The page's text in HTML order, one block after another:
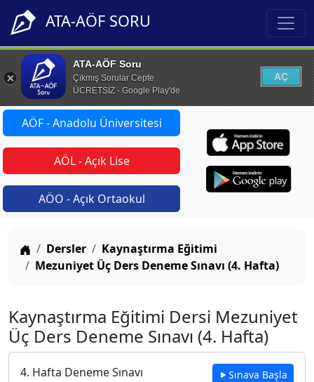
ATA-AÖF SORU
ATA-AÖF Soru
Çıkmış Sorular Cepte
ÜCRETSİZ - Google Play'de
AÇ
AÖF - Anadolu Üniversitesi
AÖL - Açık Lise
AÖO - Açık Ortaokul
Anasayfa
Dersler
Kaynaştırma Eğitimi
Mezuniyet Üç Ders Deneme Sınavı (4. Hafta)
Kaynaştırma Eğitimi Dersi Mezuniyet
Üç Ders Deneme Sınavı (4. Hafta)
4. Hafta Deneme Sınavı Sınava Başla